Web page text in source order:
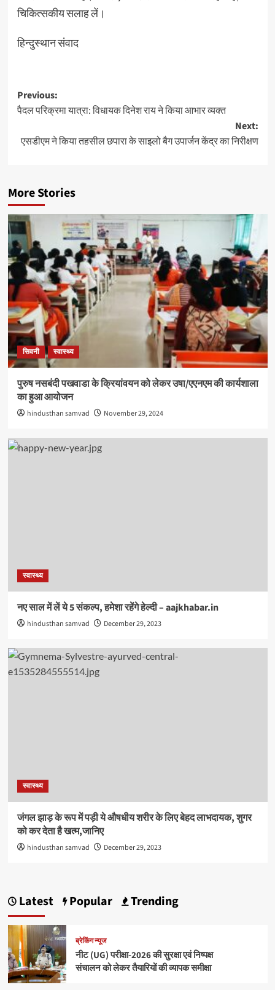
चिकित्सकीय सलाह लें।
हिन्दुस्थान संवाद
Post
navigation
Previous:
पैदल परिक्रमा यात्रा: विधायक दिनेश राय ने किया आभार व्यक्त
Next:
एसडीएम ने किया तहसील छपारा के साइलो बैग उपार्जन केंद्र का निरीक्षण
More Stories
सिवनी स्वास्थ्य
पुरुष नसबंदी पखवाडा के क्रियांवयन को लेकर उषा/एएनएम की कार्यशाला
का हुआ आयोजन
hindusthan samvad November 29, 2024
स्वास्थ्य
नए साल में लें ये 5 संकल्प, हमेशा रहेंगे हेल्दी – aajkhabar.in
hindusthan samvad December 29, 2023
स्वास्थ्य
जंगल झाड़ के रूप में पड़ी ये औषधीय शरीर के लिए बेहद लाभदायक, शुगर
को कर देता है खत्म,जानिए
hindusthan samvad December 29, 2023
Latest Popular Trending
ब्रेकिंग न्यूज
नीट (UG) परीक्षा-2026 की सुरक्षा एवं निष्पक्ष
संचालन को लेकर तैयारियों की व्यापक समीक्षा